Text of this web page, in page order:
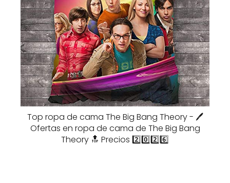
Top ropa de cama The Big Bang Theory - 🖊️
Ofertas en ropa de cama de The Big Bang
Theory 🔝 Precios 2️⃣0️⃣2️⃣6️⃣